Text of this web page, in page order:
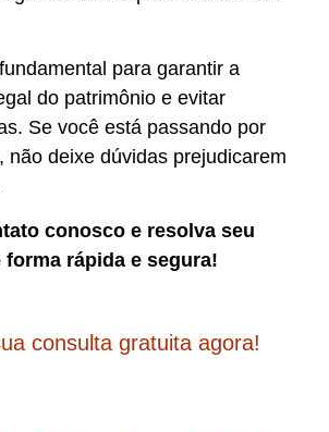
para garantir a
do patrimônio e evitar
Se você está passando por
não deixe dúvidas prejudicarem
conosco e resolva seu
rápida e segura!
consulta gratuita agora!